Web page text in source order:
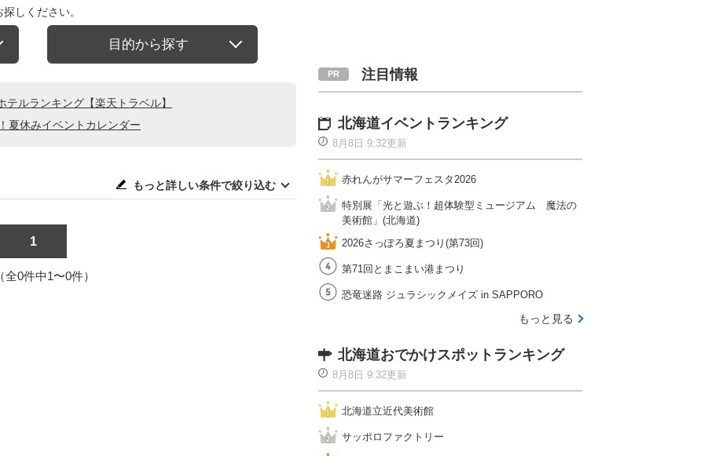
しください。
目的から探す
ルランキング【楽天トラベル】
夏休みイベントカレンダー
もっと詳しい条件で絞り込む
1
全0件中1〜0件）
注目情報
北海道イベントランキング
8月8日 9:32更新
赤れんがサマーフェスタ2026
特別展「光と遊ぶ！超体験型ミュージアム 魔法の
美術館」(北海道)
2026さっぽろ夏まつり(第73回)
第71回とまこまい港まつり
恐竜迷路 ジュラシックメイズ in SAPPORO
もっと見る
北海道おでかけスポットランキング
8月8日 9:32更新
北海道立近代美術館
サッポロファクトリー